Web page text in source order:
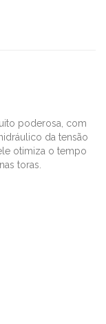
poderosa, com
da tensão
otimiza o tempo
toras.